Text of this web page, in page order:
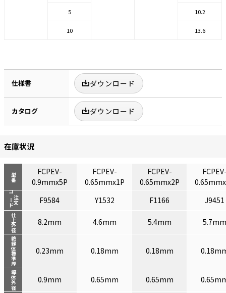
5 10.2
10 13.6
仕様書 ダウンロード
カタログ ダウンロード
在庫状況
型番
注文
コード
仕上外径
絶縁体標準厚
導体外径
FCPEV-
0.9mmx5P
FCPEV-
0.65mmx1P
FCPEV-
0.65mmx2P
F9584
Y1532 F1166 J9451
8.2mm 4.6mm 5.4mm 5.7mm
0.23mm 0.18mm 0.18mm
0.9mm 0.65mm 0.65mm